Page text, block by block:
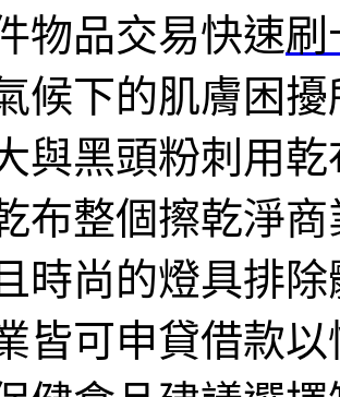
物品交易快速刷
候下的肌膚困
與黑頭粉刺用
布整個擦乾淨
時尚的燈具排
皆可申貸借款